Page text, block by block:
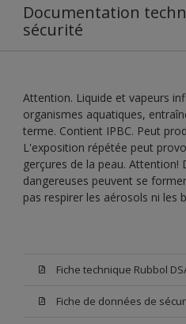
Documentation
sécurité
Attention. Liquide et vapeurs
organismes aquatiques,
terme. Contient IPBC. Peut
L'exposition répétée peut
gerçures de la peau.
dangereuses peuvent se
pas respirer les aérosols ni les
Fiche technique Rubbol
Fiche de données de